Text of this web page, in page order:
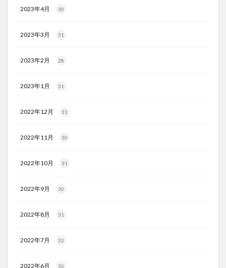
2023年4月 30
2023年3月 31
2023年2月 28
2023年1月 31
2022年12月 31
2022年11月 30
2022年10月 31
2022年9月 30
2022年8月 31
2022年7月 32
2022年6月 30